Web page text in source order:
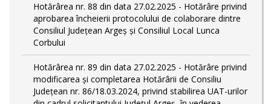
Hotărârea nr. 88 din data 27.02.2025 - Hotărâre privind
aprobarea încheierii protocolului de colaborare dintre
Consiliul Județean Argeș și Consiliul Local Lunca
Corbului
Hotărârea nr. 89 din data 27.02.2025 - Hotărâre privind
modificarea și completarea Hotărârii de Consiliu
Județean nr. 86/18.03.2024, privind stabilirea UAT-urilor